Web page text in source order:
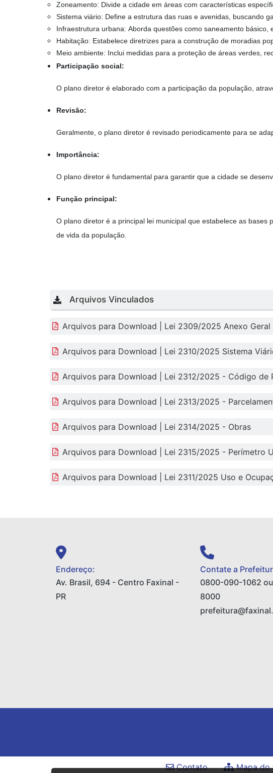
Zoneamento: Divide a cidade em áreas com características
Sistema viário: Define a estrutura das ruas e avenidas, buscando
Infraestrutura urbana: Aborda questões como saneamento básico,
Habitação: Estabelece diretrizes para a construção de moradias
Meio ambiente: Inclui medidas para a proteção de áreas verdes,
Participação social:
O plano diretor é elaborado com a participação da população,
Revisão:
Geralmente, o plano diretor é revisado periodicamente para se
Importância:
O plano diretor é fundamental para garantir que a cidade se
Função principal:
O plano diretor é a principal lei municipal que estabelece as
de vida da população.
Arquivos Vinculados
Arquivos para Download | Lei 2309/2025 Anexo Geral
Arquivos para Download | Lei 2310/2025 Sistema
Arquivos para Download | Lei 2312/2025 - Código de
Arquivos para Download | Lei 2313/2025 -
Arquivos para Download | Lei 2314/2025 - Obras
Arquivos para Download | Lei 2315/2025 - Perímetro
Arquivos para Download | Lei 2311/2025 Uso e
Endereço:
Av. Brasil, 694 - Centro Faxinal -
PR
Contate a
0800-090-1062
8000
Contato Mapa do